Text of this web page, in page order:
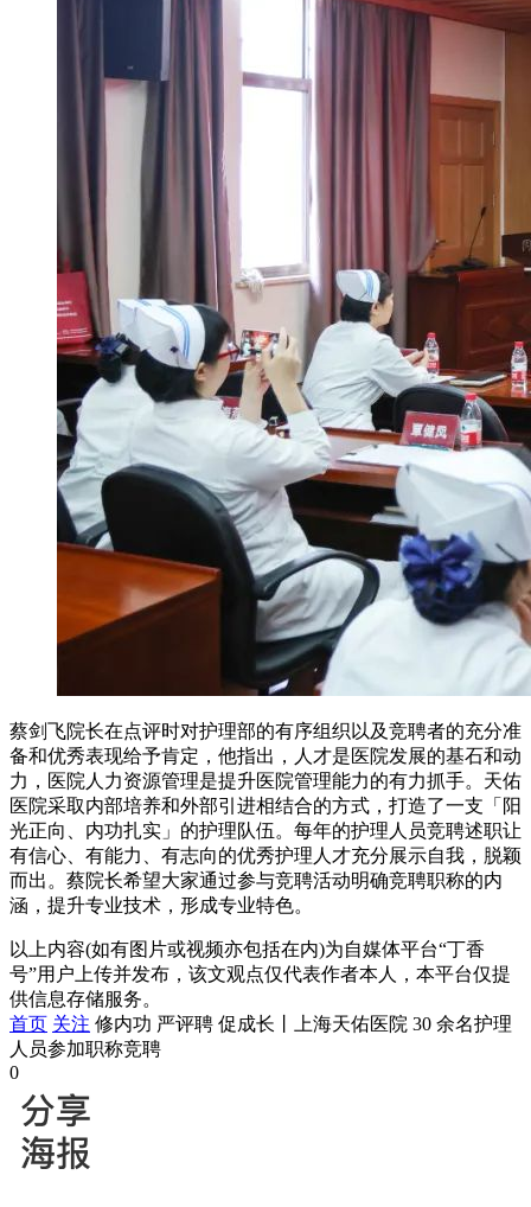
蔡剑飞院长在点评时对护理部的有序组织以及竞聘者的充分准
备和优秀表现给予肯定，他指出，人才是医院发展的基石和动
力，医院人力资源管理是提升医院管理能力的有力抓手。天佑
医院采取内部培养和外部引进相结合的方式，打造了一支「阳
光正向、内功扎实」的护理队伍。每年的护理人员竞聘述职让
有信心、有能力、有志向的优秀护理人才充分展示自我，脱颖
而出。蔡院长希望大家通过参与竞聘活动明确竞聘职称的内
涵，提升专业技术，形成专业特色。
以上内容(如有图片或视频亦包括在内)为自媒体平台“丁香
号”用户上传并发布，该文观点仅代表作者本人，本平台仅提
供信息存储服务。
首页 关注 修内功 严评聘 促成长丨上海天佑医院 30 余名护理
人员参加职称竞聘
0